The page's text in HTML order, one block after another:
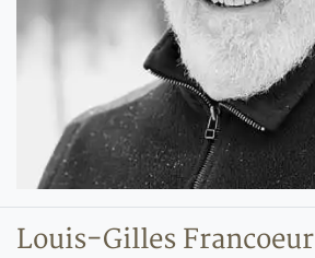
Louis-Gilles Francoeur